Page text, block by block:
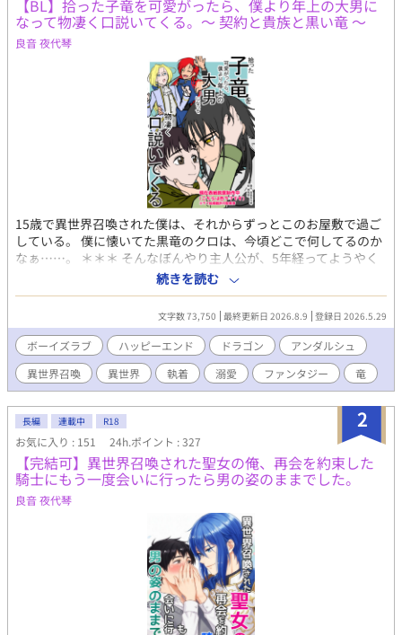
【BL】拾った子竜を可愛がったら、僕より年上の大男に
なって物凄く口説いてくる。〜 契約と貴族と黒い竜 〜
良音 夜代琴
15歳で異世界召喚された僕は、それからずっとこのお屋敷で過ご
している。 僕に懐いてた黒竜のクロは、今頃どこで何してるのか
なぁ……。 ＊＊＊ そんなぼんやり主人公が、5年経ってようやく
自分が騙されて軟禁されていた事に気づいた頃には、 昔可愛がっ
ていた子竜はすっかり恋心を拗らせて激重執着男になっていたと
いうお話。 ハッピーエンド&完結確約の異世界ファンタジー異種
族BL。 ※出血表現、残酷表現、暴力表現があります。ご注意くだ
さい。 表紙イラストは飛鳥居様にお願いしています。
https://x.com/asukai_wolf
続きを読む
文字数 73,750 最終更新日 2026.8.9 登録日 2026.5.29
ボーイズラブ ハッピーエンド ドラゴン
アンダルシュ
異世界召喚
異世界 執着 溺愛 ファンタジー 竜
2
長編 連載中 R18
お気に入り : 151 24h.ポイント : 327
【完結可】異世界召喚された聖女の俺、再会を約束した
騎士にもう一度会いに行ったら男の姿のままでした。
良音 夜代琴